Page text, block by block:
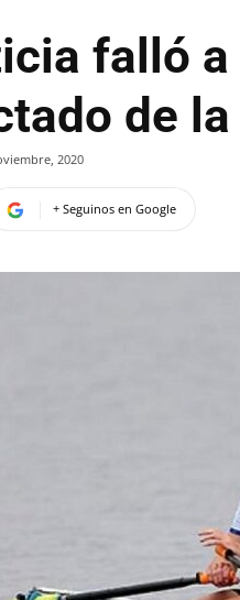
falló
de
2020
+ Seguinos en Google